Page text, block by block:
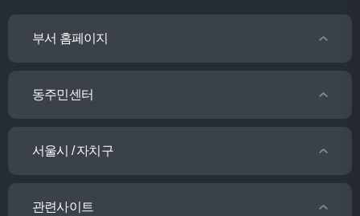
부서 홈페이지
동주민센터
서울시 / 자치구
관련사이트